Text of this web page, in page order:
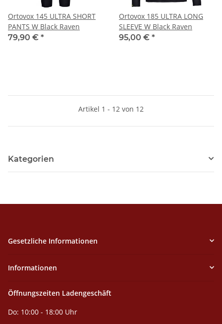
Ortovox 145 ULTRA SHORT
PANTS W Black Raven
79,90 € *
Ortovox 185 ULTRA LONG
SLEEVE W Black Raven
95,00 € *
Artikel 1 - 12 von 12
Kategorien
Gesetzliche Informationen
Informationen
Öffnungszeiten Ladengeschäft
Do: 10:00 - 18:00 Uhr